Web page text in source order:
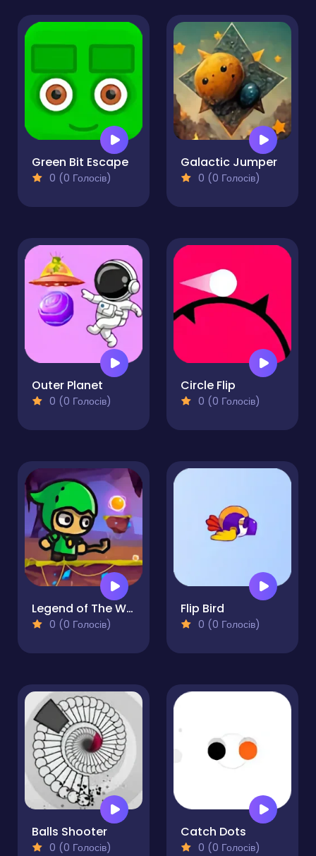
Green Bit Escape
0 (0 Голосів)
Galactic Jumper
0 (0 Голосів)
Outer Planet
0 (0 Голосів)
Circle Flip
0 (0 Голосів)
Legend of The Witcher
0 (0 Голосів)
Flip Bird
0 (0 Голосів)
Balls Shooter
0 (0 Голосів)
Catch Dots
0 (0 Голосів)